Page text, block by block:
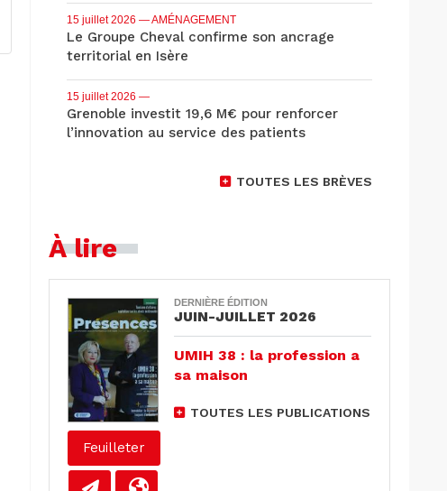
15 juillet 2026 — AMÉNAGEMENT
Le Groupe Cheval confirme son ancrage
territorial en Isère
15 juillet 2026 —
Grenoble investit 19,6 M€ pour renforcer
l’innovation au service des patients
TOUTES LES BRÈVES
À lire
Feuilleter
DERNIÈRE ÉDITION
JUIN-JUILLET 2026
UMIH 38 : la profession a
sa maison
TOUTES LES PUBLICATIONS